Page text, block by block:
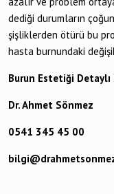
dediği durumların
şişliklerden ötürü bu
hasta burnundaki
Burun Estetiği
Dr. Ahmet Sönmez
0541 345 45 00